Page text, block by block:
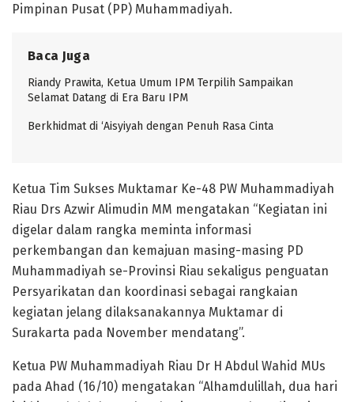
Pimpinan Pusat (PP) Muhammadiyah.
Baca Juga
Riandy Prawita, Ketua Umum IPM Terpilih Sampaikan
Selamat Datang di Era Baru IPM
Berkhidmat di ‘Aisyiyah dengan Penuh Rasa Cinta
Ketua Tim Sukses Muktamar Ke-48 PW Muhammadiyah
Riau Drs Azwir Alimudin MM mengatakan “Kegiatan ini
digelar dalam rangka meminta informasi
perkembangan dan kemajuan masing-masing PD
Muhammadiyah se-Provinsi Riau sekaligus penguatan
Persyarikatan dan koordinasi sebagai rangkaian
kegiatan jelang dilaksanakannya Muktamar di
Surakarta pada November mendatang”.
Ketua PW Muhammadiyah Riau Dr H Abdul Wahid MUs
pada Ahad (16/10) mengatakan “Alhamdulillah, dua hari